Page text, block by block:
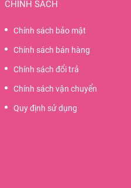
CHÍNH SÁCH
Chính sách bảo mật
Chính sách bán hàng
Chính sách đổi trả
Chính sách vận chuyển
Quy định sử dụng